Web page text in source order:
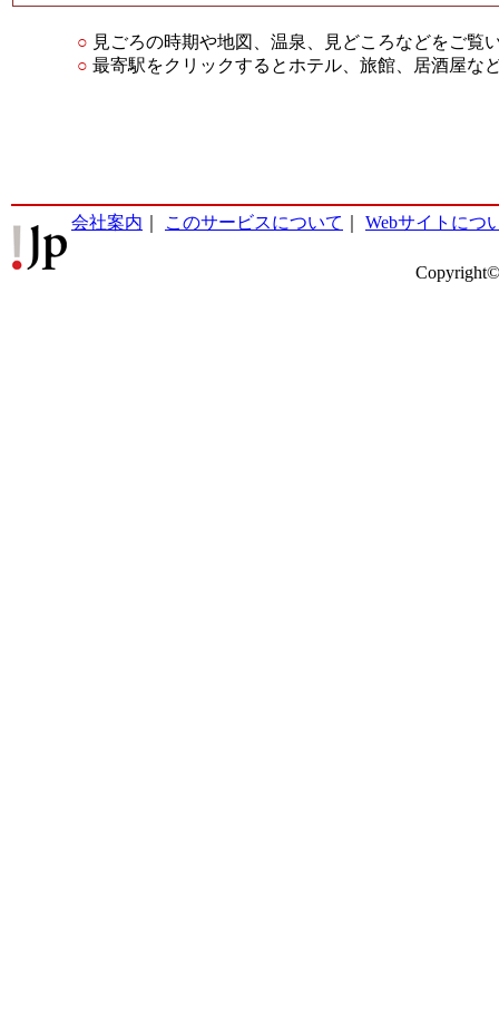
○ 見ごろの時期や地図、温泉、見どころなどをご覧
○ 最寄駅をクリックするとホテル、旅館、居酒屋な
会社案内 このサービスについて Webサイトにつ